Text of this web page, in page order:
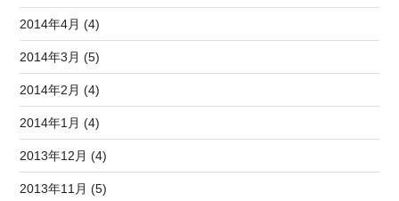
2014年4月 (4)
2014年3月 (5)
2014年2月 (4)
2014年1月 (4)
2013年12月 (4)
2013年11月 (5)